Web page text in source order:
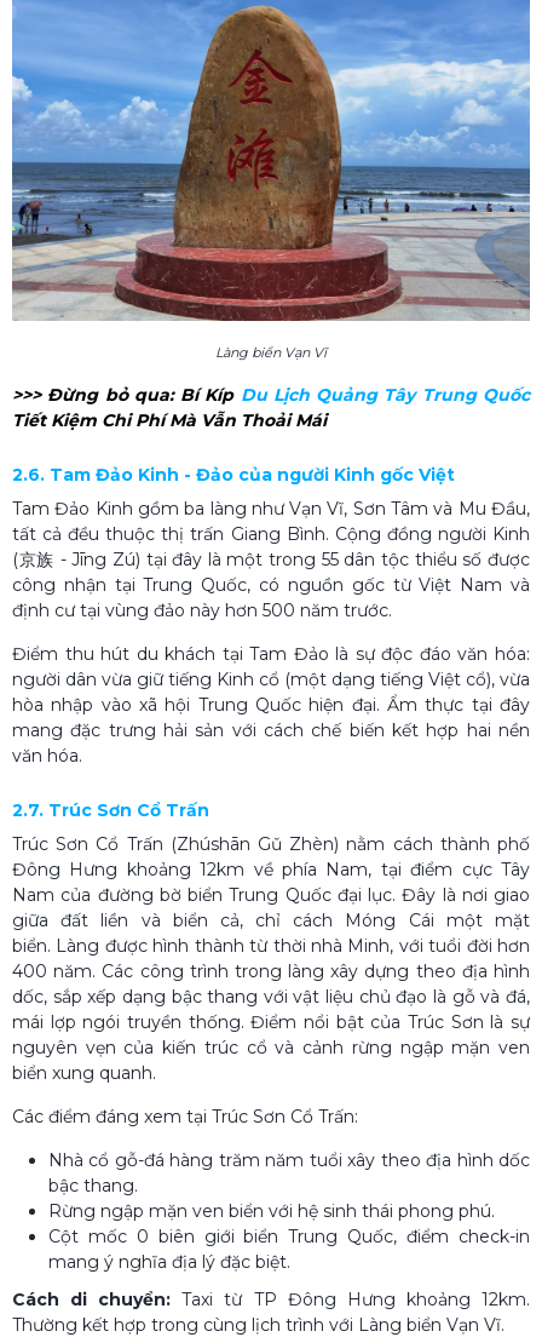
Làng biển Vạn Vĩ
>>> Đừng bỏ qua: Bí Kíp Du Lịch Quảng Tây Trung Quốc​
Tiết Kiệm Chi Phí Mà Vẫn Thoải Mái
2.6. Tam Đảo Kinh - Đảo của người Kinh gốc Việt
Tam Đảo Kinh gồm ba làng như Vạn Vĩ, Sơn Tâm và Mu Đầu,
tất cả đều thuộc thị trấn Giang Bình. Cộng đồng người Kinh
(京族 - Jīng Zú) tại đây là một trong 55 dân tộc thiểu số được
công nhận tại Trung Quốc, có nguồn gốc từ Việt Nam và
định cư tại vùng đảo này hơn 500 năm trước.
Điểm thu hút du khách tại Tam Đảo là sự độc đáo văn hóa:
người dân vừa giữ tiếng Kinh cổ (một dạng tiếng Việt cổ), vừa
hòa nhập vào xã hội Trung Quốc hiện đại. Ẩm thực tại đây
mang đặc trưng hải sản với cách chế biến kết hợp hai nền
văn hóa.
2.7. Trúc Sơn Cổ Trấn
Trúc Sơn Cổ Trấn (Zhúshān Gǔ Zhèn) nằm cách thành phố
Đông Hưng khoảng 12km về phía Nam, tại điểm cực Tây
Nam của đường bờ biển Trung Quốc đại lục. Đây là nơi giao
giữa đất liền và biển cả, chỉ cách Móng Cái một mặt
biển. Làng được hình thành từ thời nhà Minh, với tuổi đời hơn
400 năm. Các công trình trong làng xây dựng theo địa hình
dốc, sắp xếp dạng bậc thang với vật liệu chủ đạo là gỗ và đá,
mái lợp ngói truyền thống. Điểm nổi bật của Trúc Sơn là sự
nguyên vẹn của kiến trúc cổ và cảnh rừng ngập mặn ven
biển xung quanh.
Các điểm đáng xem tại Trúc Sơn Cổ Trấn:
Nhà cổ gỗ-đá hàng trăm năm tuổi xây theo địa hình dốc
bậc thang.
Rừng ngập mặn ven biển với hệ sinh thái phong phú.
Cột mốc 0 biên giới biển Trung Quốc, điểm check-in
mang ý nghĩa địa lý đặc biệt.
Cách di chuyển: Taxi từ TP Đông Hưng khoảng 12km.
Thường kết hợp trong cùng lịch trình với Làng biển Vạn Vĩ.